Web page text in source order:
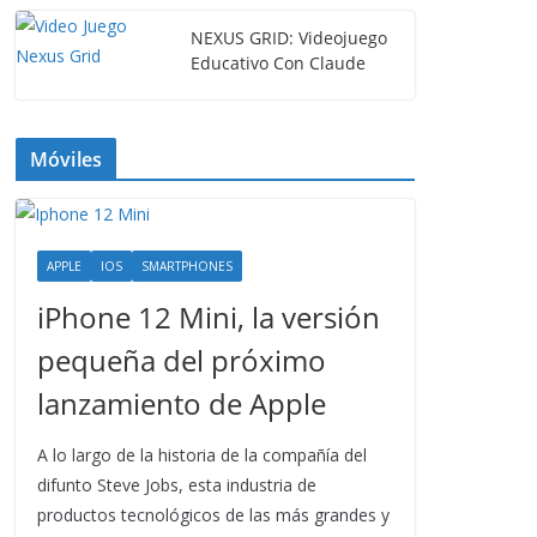
NEXUS GRID: Videojuego
Educativo Con Claude
Móviles
APPLE IOS SMARTPHONES
iPhone 12 Mini, la versión
pequeña del próximo
lanzamiento de Apple
A lo largo de la historia de la compañía del
difunto Steve Jobs, esta industria de
productos tecnológicos de las más grandes y